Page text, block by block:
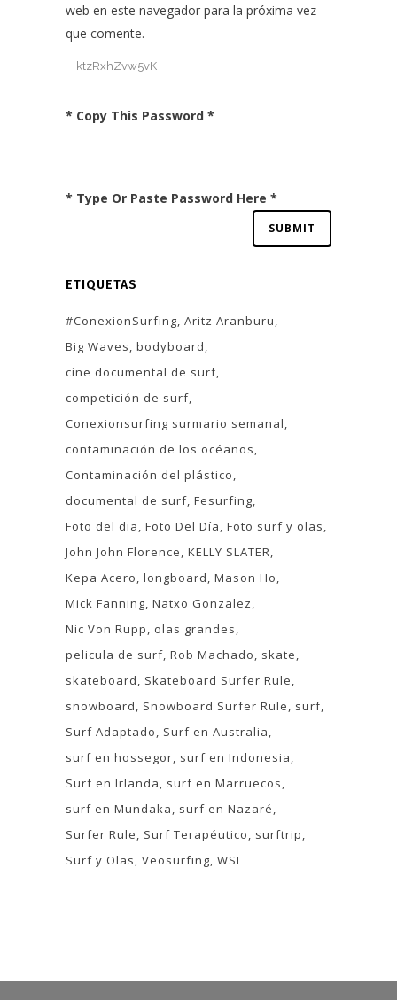
web en este navegador para la próxima vez
que comente.
* Copy This Password *
* Type Or Paste Password Here *
ETIQUETAS
#ConexionSurfing Aritz Aranburu
Big Waves bodyboard
cine documental de surf
competición de surf
Conexionsurfing surmario semanal
contaminación de los océanos
Contaminación del plástico
documental de surf Fesurfing
Foto del dia Foto Del Día Foto surf y olas
John John Florence KELLY SLATER
Kepa Acero longboard Mason Ho
Mick Fanning Natxo Gonzalez
Nic Von Rupp
olas grandes
pelicula de surf Rob Machado
skate
skateboard
Skateboard Surfer Rule
snowboard
Snowboard Surfer Rule
surf
Surf Adaptado
Surf en Australia
surf en hossegor surf en Indonesia
Surf en Irlanda
surf en Marruecos
surf en Mundaka
surf en Nazaré
Surfer Rule
Surf Terapéutico
surftrip
Surf y Olas Veosurfing WSL